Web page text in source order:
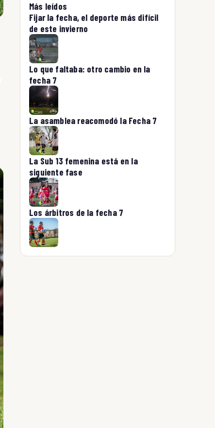
Más leídos
Fijar la fecha, el deporte más difícil
de este invierno
Lo que faltaba: otro cambio en la
fecha 7
La asamblea reacomodó la Fecha 7
La Sub 13 femenina está en la
siguiente fase
Los árbitros de la fecha 7